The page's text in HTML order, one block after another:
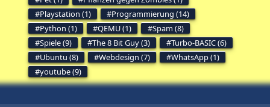
Playstation (1)
Programmierung (14)
Python (1)
QEMU (1)
Spam (8)
Spiele (9)
The 8 Bit Guy (3)
Turbo-BASIC (6)
Ubuntu (8)
Webdesign (7)
WhatsApp (1)
youtube (9)